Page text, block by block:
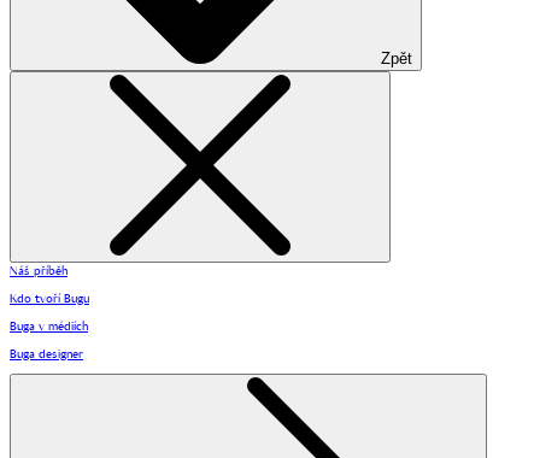
Zpět
Náš příběh
Kdo tvoří Bugu
Buga v médiích
Buga designer